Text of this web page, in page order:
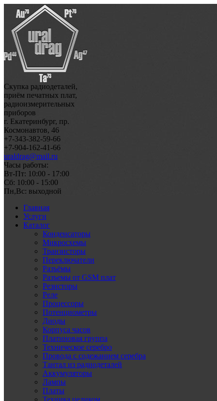
Скупка радиодеталей,
приём печатных плат,
радиоизмерительных
приборов
г. Екатеринбург, пр.
Космонавтов, 46
+7-343-382-59-66
+7-904-162-41-66
uraldrag@mail.ru
Часы работы:
Вт-Пт: 10:00 - 17:00
Сб: 10:00 - 15:00
Пн,Вс: выходной
Главная
Услуги
Каталог
Конденсаторы
Микросхемы
Транзисторы
Переключатели
Разъёмы
Разъемы от GSM плат
Резисторы
Реле
Процессоры
Потенциометры
Диоды
Корпуса часов
Платиновая группа
Техническое серебро
Провода с содежанием серебра
Тантал из радиодеталей
Аккумуляторы
Лампы
Платы
Техника целиком